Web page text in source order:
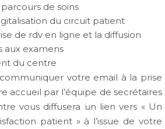
parcours de soins
du circuit patient
de rdv en ligne et la diffusion
aux examens
du centre
communiquer votre email à la prise
accueil par l’équipe de secrétaires
vous diffusera un lien vers « Un
patient » à l’issue de votre